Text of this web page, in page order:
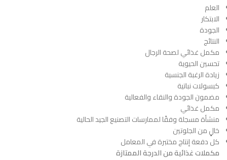
العلم
الابتكار
الجودة
النتائج
مكمل غذائي لصحة الرجال
تحسين الحيوية
زيادة الرغبة الجنسية
كبسولات نباتية
مضمون الجودة والنقاء والفعالية
مكمل غذائي
منشأة مسجلة وفقًا لممارسات التصنيع الجيد الحالية
خالٍ من الجلوتين
كل دفعة إنتاج مختبرة في المعامل
مكملات غذائية من الدرجة الممتازة